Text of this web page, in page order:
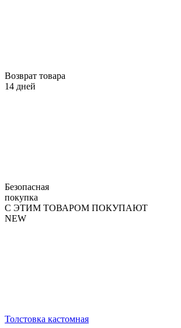
Возврат товара
14 дней
Безопасная
покупка
С ЭТИМ ТОВАРОМ ПОКУПАЮТ
NEW
Толстовка кастомная